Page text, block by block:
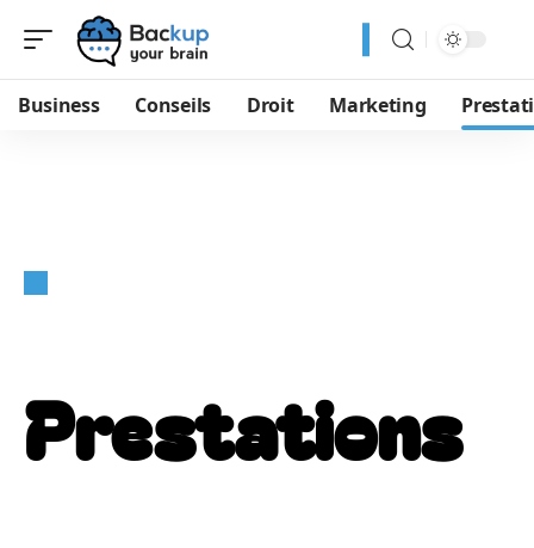
Business Conseils Droit Marketing
Prestations